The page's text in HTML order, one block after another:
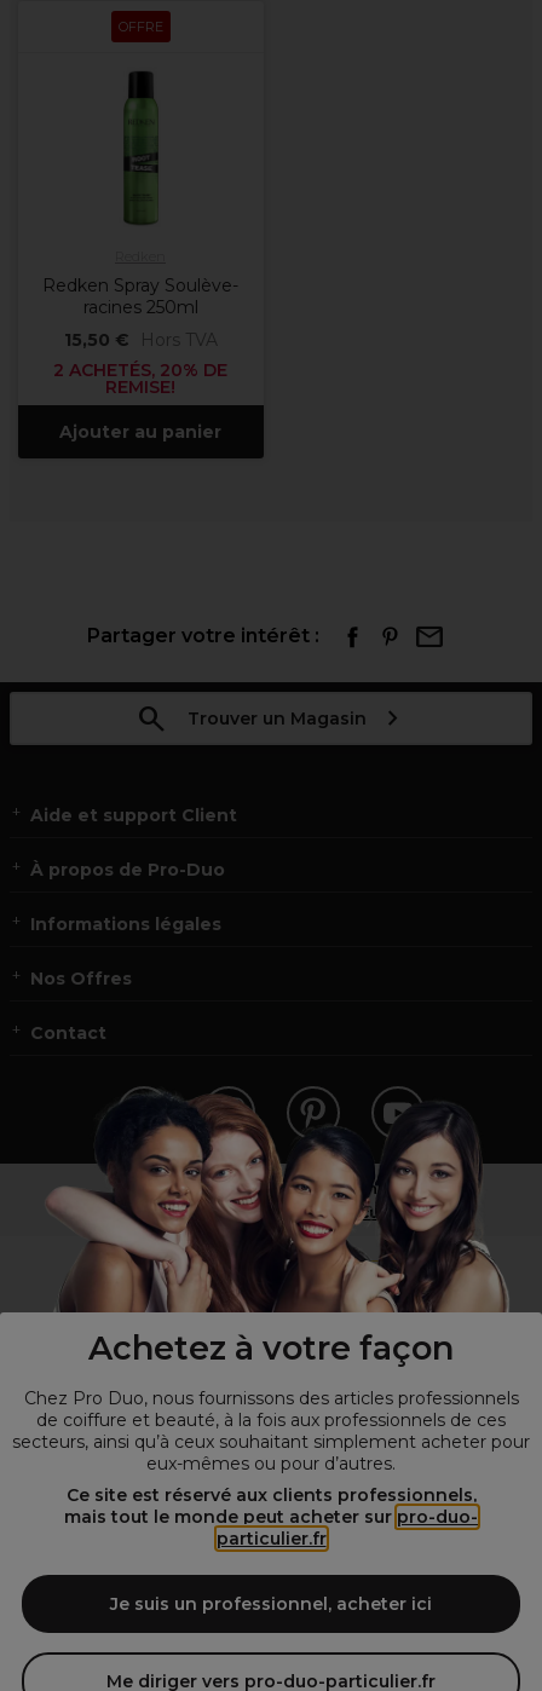
Achetez à votre façon
Chez Pro Duo, nous fournissons des articles professionnels
de coiffure et beauté, à la fois aux professionnels de ces
secteurs, ainsi qu’à ceux souhaitant simplement acheter pour
eux-mêmes ou pour d’autres.
Ce site est réservé aux clients professionnels,
mais tout le monde peut acheter sur pro-duo-
particulier.fr
Je suis un professionnel, acheter ici
Me diriger vers pro-duo-particulier.fr
OFFRE
Redken Spray Soulève-
racines 250ml
15,50 €
Hors TVA
2 ACHETÉS, 20% DE
REMISE!
Ajouter au panier
Partager votre intérêt :
Trouver un Magasin
Aide et support Client
À propos de Pro-Duo
Informations légales
Nos Offres
Contact
Vous n’êtes pas un professionnel ?
Visitez notre site pour les particuliers!
Spécialiste de la coiffure et de la beauté, nous vous proposons une
large sélection de produits professionnels pour la coiffure et
Duo le fournisseur incontournable des salons de coiffure et instituts
de beauté! Notre gamme de produits s’adresse également à tous ceux
qui sont à la recherche de produits et d'accessoires de coiffure et de
matériel esthétique de qualité.